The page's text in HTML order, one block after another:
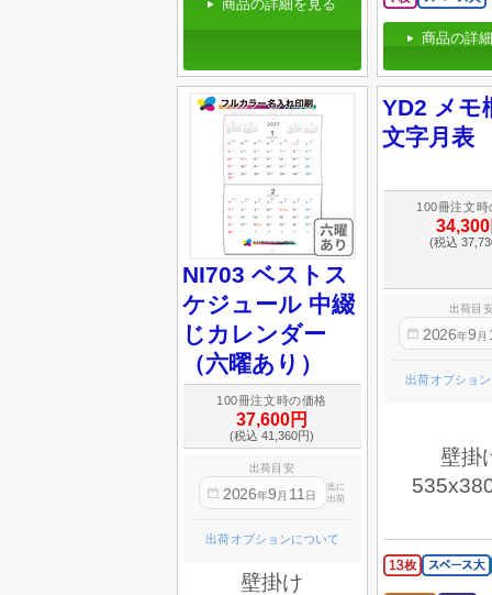
商品の詳細を見る
商品の詳
NI703 ベストス
ケジュール 中綴
じカレンダー
（六曜あり）
100冊注文時の価格
37,600円
(税込 41,360円)
出荷目安
2026年9 月 11 日
迄に
出荷
出荷オプションについて
壁掛け
YD2 メモ
文字月表
100冊注文時
(税込
出荷目
2026年9 月
出荷オプショ
壁掛